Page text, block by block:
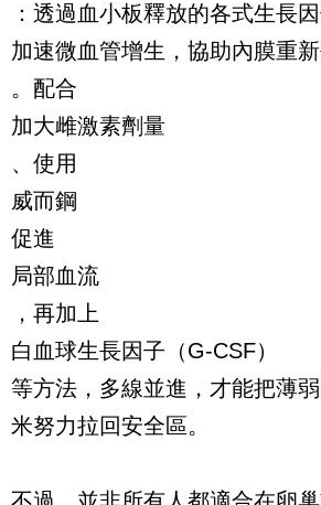
：透過血小板釋放的各式生長因
加速微血管增生，協助內膜重
。配合
加大雌激素劑量
、使用
威而鋼
促進
局部血流
，再加上
白血球生長因子（G-CSF）
等方法，多線並進，才能把薄
米努力拉回安全區。